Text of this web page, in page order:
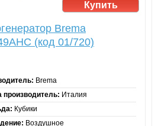
Brema
(код 01/720)
Brema
производитель: Италия
Кубики
Воздушное